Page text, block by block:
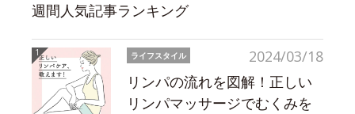
週間人気記事ランキング
2024/03/18
ライフスタイル
リンパの流れを図解！正しい
リンパマッサージでむくみを